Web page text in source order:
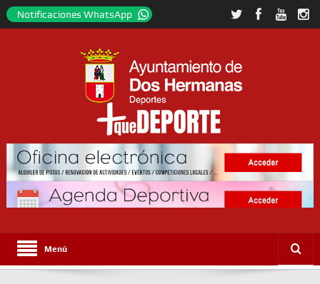
Notificaciones WhatsApp
Menú